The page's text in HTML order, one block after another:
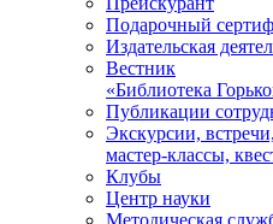
Подарочный
Издательская
Вестник
«Библиотека
Публикации
Экскурсии, встречи,
мастер-классы,
Клубы
Центр науки
Методическая